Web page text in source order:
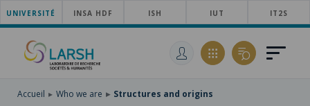
SKIP
TO
MAIN
NAVIGATION
SKIP
TO
MAIN
SKIP
TO
UNIVERSITÉ INSA HDF ISH IUT IT2S
Accueil Who we are Structures and origins